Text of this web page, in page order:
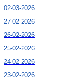
02-03-2026
27-02-2026
26-02-2026
25-02-2026
24-02-2026
23-02-2026